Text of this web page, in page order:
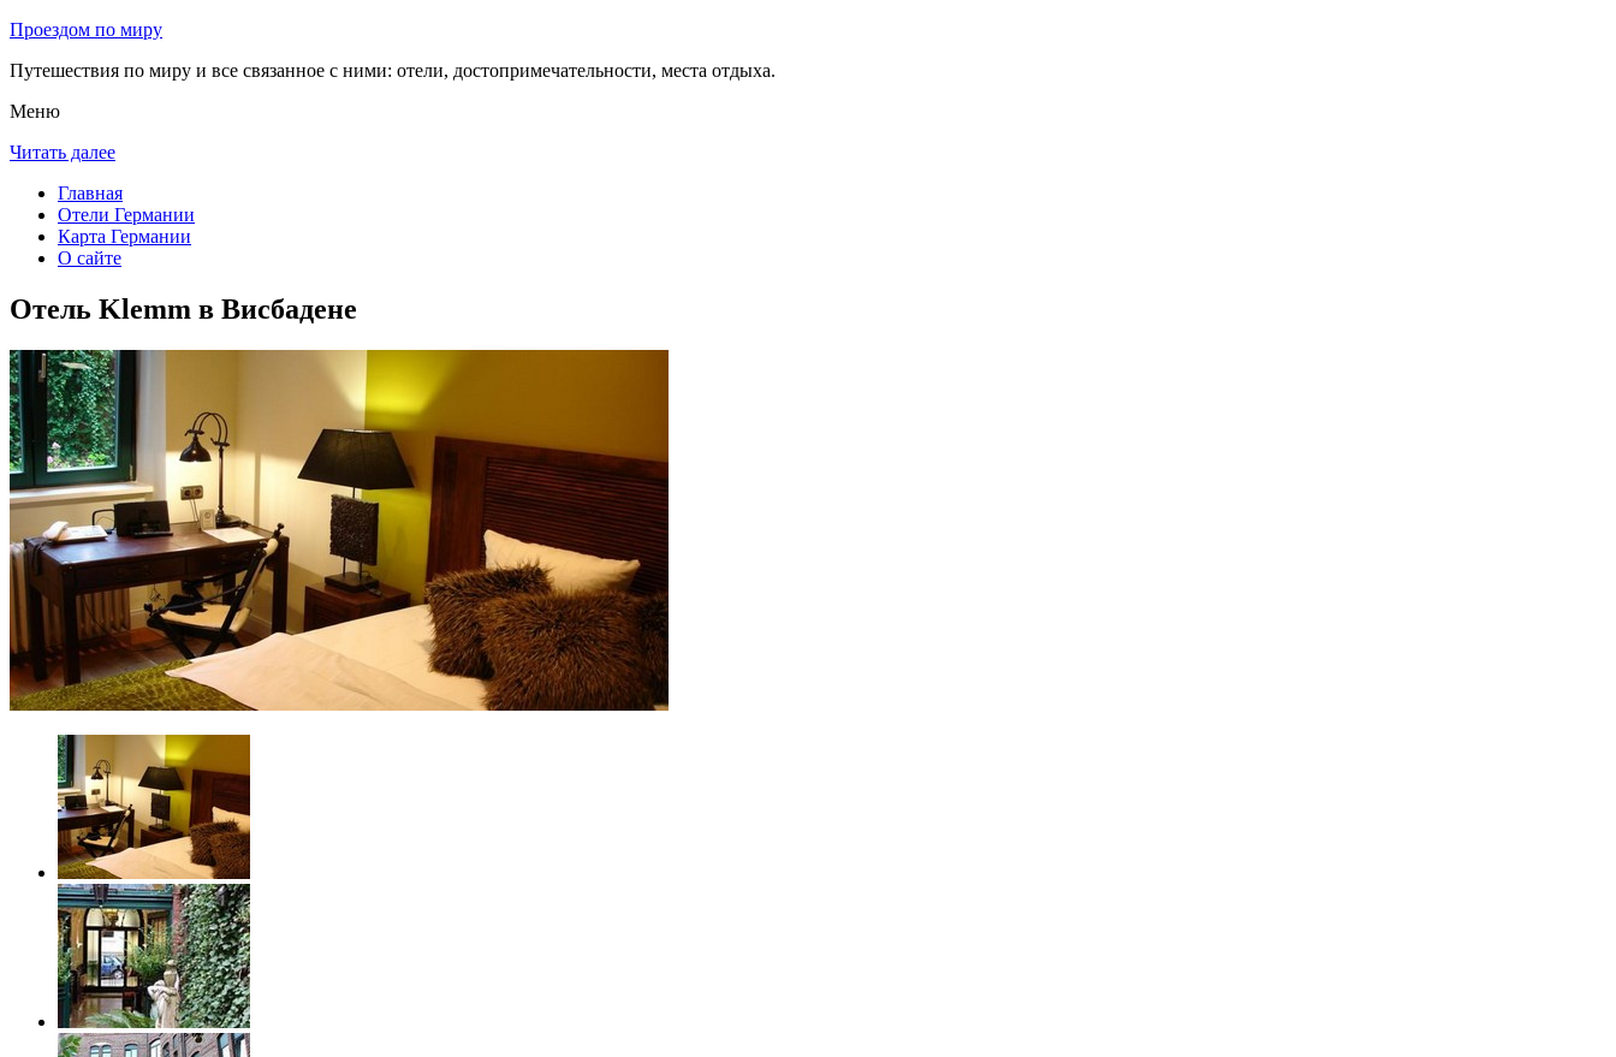
Проездом по миру
Путешествия по миру и все связанное с ними: отели, достопримечательности, места отдыха.
Меню
Читать далее
Главная
Отели Германии
Карта Германии
О сайте
Отель Klemm в Висбадене